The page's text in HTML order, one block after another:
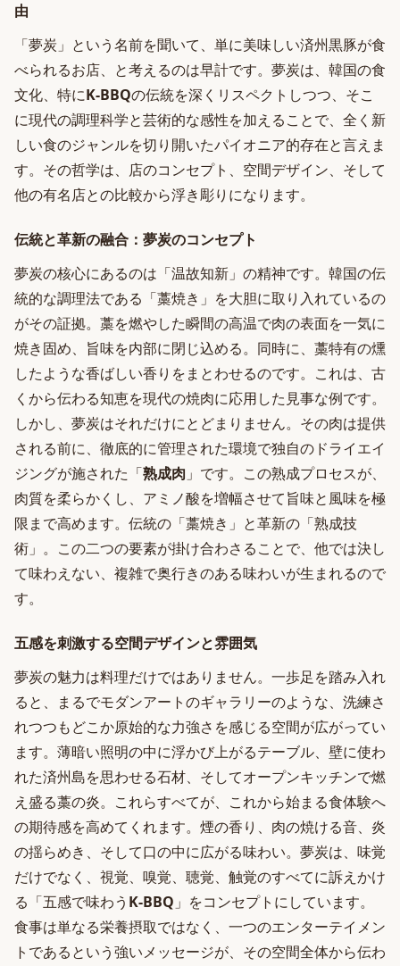
由
「夢炭」という名前を聞いて、単に美味しい済州黒豚が食
べられるお店、と考えるのは早計です。夢炭は、韓国の食
文化、特にK-BBQの伝統を深くリスペクトしつつ、そこ
に現代の調理科学と芸術的な感性を加えることで、全く新
しい食のジャンルを切り開いたパイオニア的存在と言えま
す。その哲学は、店のコンセプト、空間デザイン、そして
他の有名店との比較から浮き彫りになります。
伝統と革新の融合：夢炭のコンセプト
夢炭の核心にあるのは「温故知新」の精神です。韓国の伝
統的な調理法である「藁焼き」を大胆に取り入れているの
がその証拠。藁を燃やした瞬間の高温で肉の表面を一気に
焼き固め、旨味を内部に閉じ込める。同時に、藁特有の燻
したような香ばしい香りをまとわせるのです。これは、古
くから伝わる知恵を現代の焼肉に応用した見事な例です。
しかし、夢炭はそれだけにとどまりません。その肉は提供
される前に、徹底的に管理された環境で独自のドライエイ
ジングが施された「熟成肉 」です。この熟成プロセスが、
肉質を柔らかくし、アミノ酸を増幅させて旨味と風味を極
限まで高めます。伝統の「藁焼き」と革新の「熟成技
術」。この二つの要素が掛け合わさることで、他では決し
て味わえない、複雑で奥行きのある味わいが生まれるので
す。
五感を刺激する空間デザインと雰囲気
夢炭の魅力は料理だけではありません。一歩足を踏み入れ
ると、まるでモダンアートのギャラリーのような、洗練さ
れつつもどこか原始的な力強さを感じる空間が広がってい
ます。薄暗い照明の中に浮かび上がるテーブル、壁に使わ
れた済州島を思わせる石材、そしてオープンキッチンで燃
え盛る藁の炎。これらすべてが、これから始まる食体験へ
の期待感を高めてくれます。煙の香り、肉の焼ける音、炎
の揺らめき、そして口の中に広がる味わい。夢炭は、味覚
だけでなく、視覚、嗅覚、聴覚、触覚のすべてに訴えかけ
る「五感で味わう K-BBQ 」をコンセプトにしています。
食事は単なる栄養摂取ではなく、一つのエンターテイメン
トであるという強いメッセージが、その空間全体から伝わ